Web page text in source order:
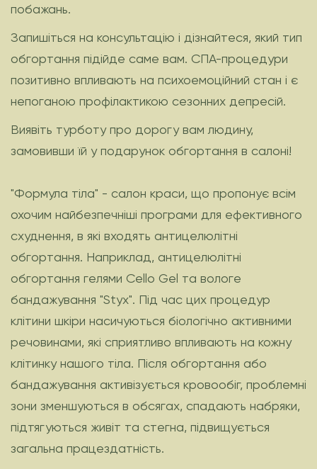
побажань.
Запишіться на консультацію і дізнайтеся, який тип
обгортання підійде саме вам. СПА-процедури
позитивно впливають на психоемоційний стан і є
непоганою профілактикою сезонних депресій.
Виявіть турботу про дорогу вам людину,
замовивши їй у подарунок обгортання в салоні!
"Формула тіла" - салон краси, що пропонує всім
охочим найбезпечніші програми для ефективного
схуднення, в які входять антицелюлітні
обгортання. Наприклад, антицелюлітні
обгортання гелями Cello Gel та вологе
бандажування "Styx". Під час цих процедур
клітини шкіри насичуються біологічно активними
речовинами, які сприятливо впливають на кожну
клітинку нашого тіла. Після обгортання або
бандажування активізується кровообіг, проблемні
зони зменшуються в обсягах, спадають набряки,
підтягуються живіт та стегна, підвищується
загальна працездатність.